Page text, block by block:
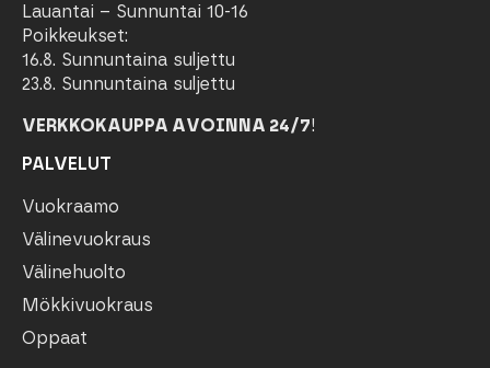
Lauantai – Sunnuntai 10-16
Poikkeukset:
16.8. Sunnuntaina suljettu
23.8. Sunnuntaina suljettu
VERKKOKAUPPA AVOINNA 24/7!
PALVELUT
Vuokraamo
Välinevuokraus
Välinehuolto
Mökkivuokraus
Oppaat